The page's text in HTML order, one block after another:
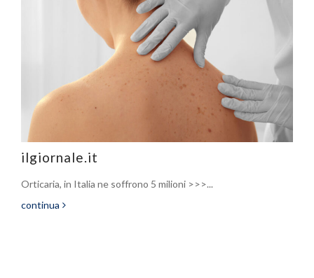
ilgiornale.it
Orticaria, in Italia ne soffrono 5 milioni >>>...
continua